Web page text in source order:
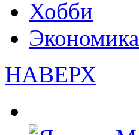
Хобби
Экономика
НАВЕРХ